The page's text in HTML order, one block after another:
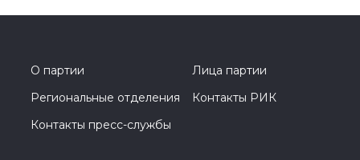
О партии
Лица партии
Региональные отделения
Контакты РИК
Контакты пресс-службы